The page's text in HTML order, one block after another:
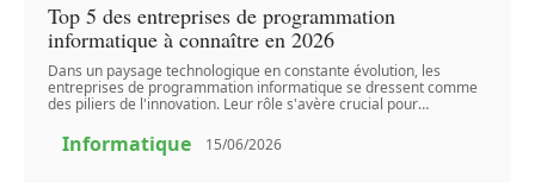
Top 5 des entreprises de programmation
informatique à connaître en 2026
Dans un paysage technologique en constante évolution, les
entreprises de programmation informatique se dressent comme
des piliers de l'innovation. Leur rôle s'avère crucial pour…
Informatique 15/06/2026